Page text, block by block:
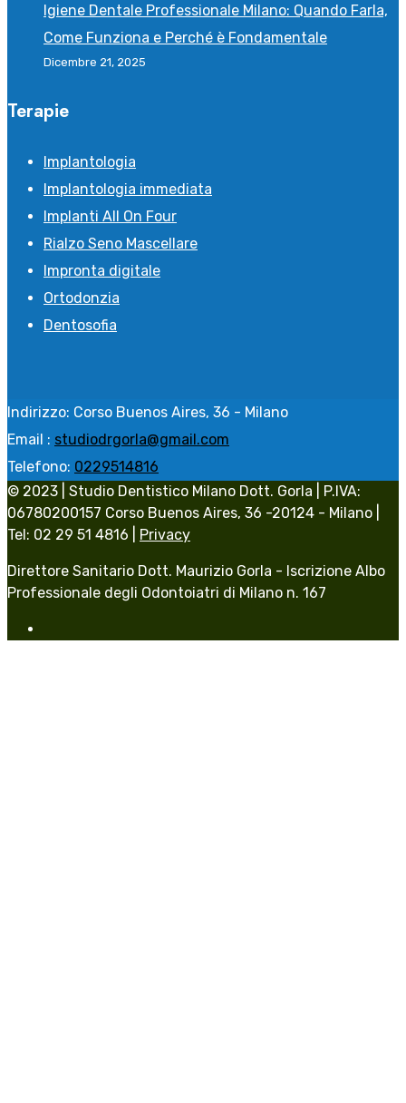
Igiene Dentale Professionale Milano: Quando Farla,
Come Funziona e Perché è Fondamentale
Dicembre 21, 2025
Terapie
Implantologia
Implantologia immediata
Implanti All On Four
Rialzo Seno Mascellare
Impronta digitale
Ortodonzia
Dentosofia
Indirizzo: Corso Buenos Aires, 36 - Milano
Email : studiodrgorla@gmail.com
Telefono: 0229514816
© 2023 | Studio Dentistico Milano Dott. Gorla | P.IVA:
06780200157 Corso Buenos Aires, 36 -20124 - Milano |
Tel: 02 29 51 4816 |
Privacy
Direttore Sanitario Dott. Maurizio Gorla - Iscrizione Albo
Professionale degli Odontoiatri di Milano n. 167